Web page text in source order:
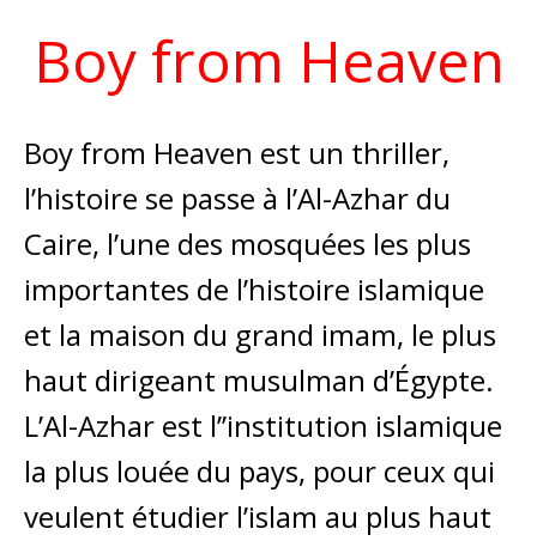
Boy from Heaven
Boy from Heaven est un thriller,
l’histoire se passe à l’Al-Azhar du
Caire, l’une des mosquées les plus
importantes de l’histoire islamique
et la maison du grand imam, le plus
haut dirigeant musulman d’Égypte.
L’Al-Azhar est l’’institution islamique
la plus louée du pays, pour ceux qui
veulent étudier l’islam au plus haut